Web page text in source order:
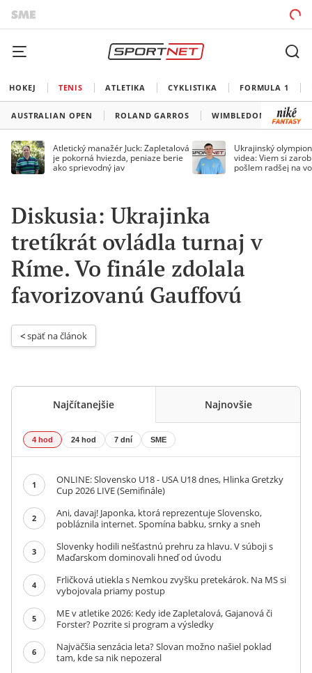
HOKEJ TENIS ATLETIKA CYKLISTIKA FORMULA 1
AUSTRALIAN OPEN ROLAND GARROS WIMBLEDON US
Atletický manažér Juck: Zapletalová
je pokorná hviezda, peniaze berie
ako sprievodný jav
Ukrajinský
videa: Viem si
pošlem radšej na
Diskusia: Ukrajinka
tretíkrát ovládla turnaj v
Ríme. Vo finále zdolala
favorizovanú Gauffovú
< späť na článok
Najčítanejšie Najnovšie
4 hod 24 hod 7 dní SME
1
ONLINE: Slovensko U18 - USA U18 dnes, Hlinka Gretzky
Cup 2026 LIVE (Semifinále)
2
Ani, davaj! Japonka, ktorá reprezentuje Slovensko,
pobláznila internet. Spomína babku, srnky a sneh
3
Slovenky hodili nešťastnú prehru za hlavu. V súboji s
Maďarskom dominovali hneď od úvodu
4
Frličková utiekla s Nemkou zvyšku pretekárok. Na MS si
vybojovala priamy postup
5
ME v atletike 2026: Kedy ide Zapletalová, Gajanová či
Forster? Pozrite si program a výsledky
6
Najväčšia senzácia leta? Slovan možno našiel poklad
tam, kde sa nik nepozeral